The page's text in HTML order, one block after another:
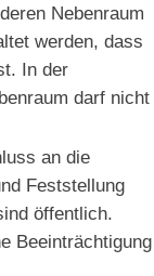
Nebenraum
werden, dass
In der
darf nicht
an die
Feststellung
öffentlich.
Beeinträchtigung